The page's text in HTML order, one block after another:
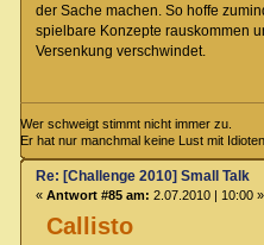
der Sache machen. So hoffe
spielbare Konzepte rauskommen
Versenkung verschwindet.
Wer schweigt stimmt nicht immer zu.
Er hat nur manchmal keine Lust mit
Callisto
Re: [Challenge 2010] Small Talk
« Antwort #85 am: 2.07.2010 | 10:00 »